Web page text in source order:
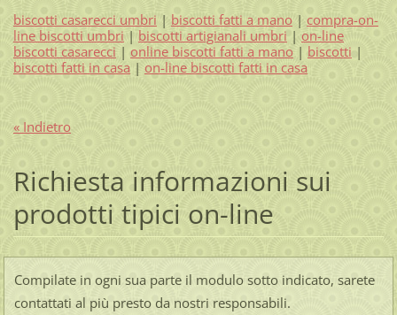
biscotti casarecci umbri | biscotti fatti a mano | compra-on-
line biscotti umbri | biscotti artigianali umbri | on-line
biscotti casarecci | online biscotti fatti a mano | biscotti |
biscotti fatti in casa | on-line biscotti fatti in casa
« Indietro
Richiesta informazioni sui
prodotti tipici on-line
Compilate in ogni sua parte il modulo sotto indicato, sarete
contattati al più presto da nostri responsabili.